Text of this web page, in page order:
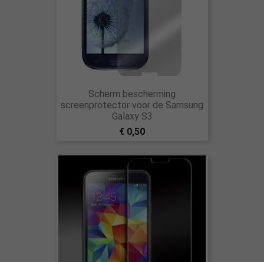
Scherm bescherming
screenprotector voor de Samsung
Galaxy S3
€ 0,50